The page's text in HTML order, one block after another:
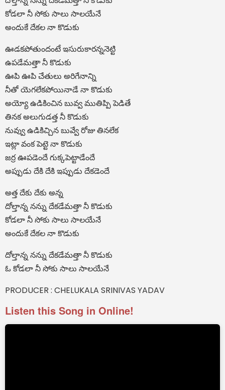
కోడలా నీ సోకు సాలు సాలయేనే
అందుకే దేకల నా కొడుకు
ఊడకపోతుందంటే ఇసురుకారన్ననెట్టి
ఉపడేమత్తా నీ కొడుకు
ఊపి ఊపి చేతులు అరిగేనాన్ని
నీతో యెగలేకపోయినాడే నా కొడుకు
అయ్యో ఉడికించిన బువ్వ ముతిప్పి పెడితే
తినక అలుగుడత్త నీ కొడుకు
నువ్వు ఉడికిచ్చిన బువ్వే రోజు తినలేక
ఇట్లా వంక పెట్టె నా కొడుకు
జర్ర ఊపడెందే గుక్కపెట్టాడేందే
అప్పుడు దేకి దేకి ఇప్పుడు దేకడెందే
అత్త దేకు దేకు అన్న
దోల్తాన్న నన్ను దేకడేమత్తా నీ కొడుకు
కోడలా నీ సోకు సాలు సాలయేనే
అందుకే దేకల నా కొడుకు
దోల్తాన్న నన్ను దేకడేమత్తా నీ కొడుకు
ఓ కోడలా నీ సోకు సాలు సాలయేనే
PRODUCER : CHELUKALA SRINIVAS YADAV
Listen this Song in Online!